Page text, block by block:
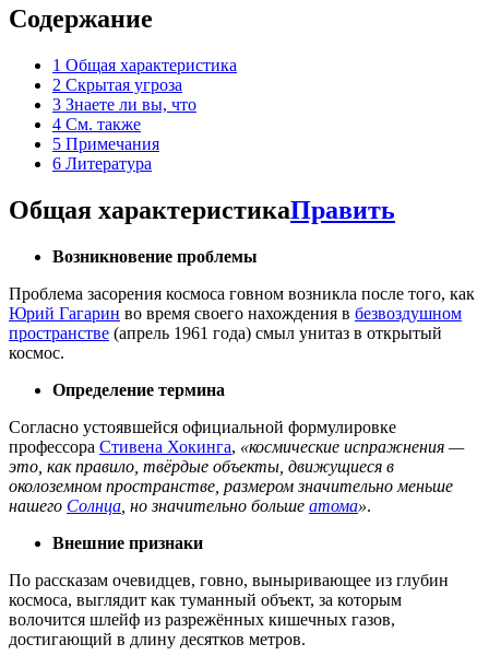
Содержание
1 Общая характеристика
2 Скрытая угроза
3 Знаете ли вы, что
4 См. также
5 Примечания
6 Литература
Общая характеристикаПравить
Возникновение проблемы
Проблема засорения космоса говном возникла после того, как
Юрий Гагарин во время своего нахождения в безвоздушном
пространстве (апрель 1961 года) смыл унитаз в открытый
космос.
Определение термина
Согласно устоявшейся официальной формулировке
профессора Стивена Хокинга, «космические испражнения —
это, как правило, твёрдые объекты, движущиеся в
околоземном пространстве, размером значительно меньше
нашего Солнца , но значительно больше атома».
Внешние признаки
По рассказам очевидцев, говно, выныривающее из глубин
космоса, выглядит как туманный объект, за которым
волочится шлейф из разрежённых кишечных газов,
достигающий в длину десятков метров.